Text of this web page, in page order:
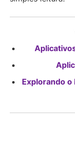
Explorando